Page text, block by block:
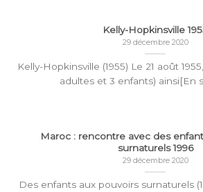
Kelly-Hopkinsville
29 décembre 2020
Kelly-Hopkinsville (1955) Le 21 août
adultes et 3 enfants) ainsi[En
Maroc : rencontre avec des
surnaturels 1996
29 décembre 2020
Des enfants aux pouvoirs surnaturels